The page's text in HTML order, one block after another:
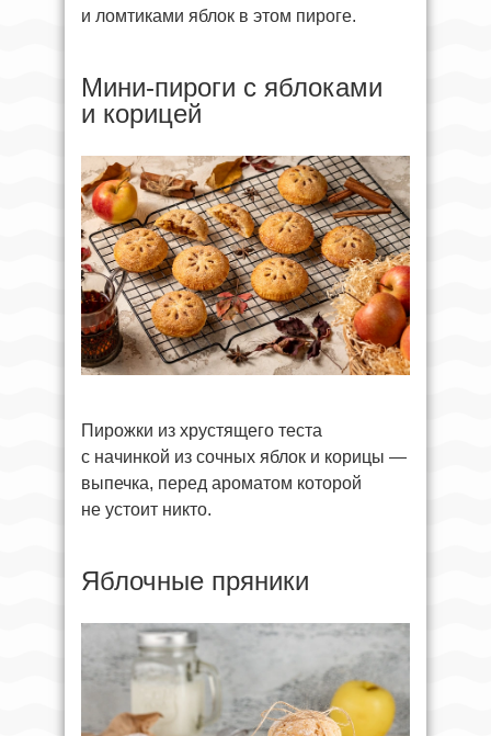
и ломтиками яблок в этом пироге.
Мини-пироги с яблоками
и корицей
Пирожки из хрустящего теста
с начинкой из сочных яблок и корицы —
выпечка, перед ароматом которой
не устоит никто.
Яблочные пряники